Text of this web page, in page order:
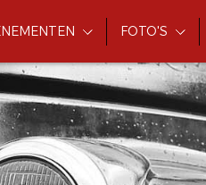
FOTO'S